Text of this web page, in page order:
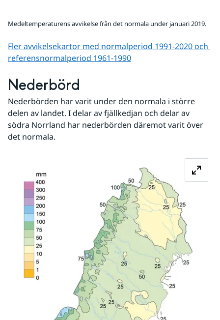
Medeltemperaturens avvikelse från det normala under januari 2019.
Fler avvikelsekartor med normalperiod 1991-2020 och
referens­normalperiod 1961-1990
Nederbörd
Nederbörden har varit under den normala i större
delen av landet. I delar av fjällkedjan och delar av
södra Norrland har nederbörden däremot varit över
det normala.